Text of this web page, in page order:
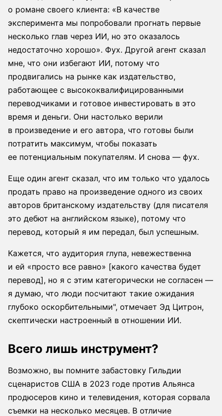
о романе своего клиента: «В качестве
эксперимента мы попробовали прогнать первые
несколько глав через ИИ, но это оказалось
недостаточно хорошо». Фух. Другой агент сказал
мне, что они избегают ИИ, потому что
продвигались на рынке как издательство,
работающее с высококвалифицированными
переводчиками и готовое инвестировать в это
время и деньги. Они настолько верили
в произведение и его автора, что готовы были
потратить максимум, чтобы показать
ее потенциальным покупателям. И снова — фух.
Еще один агент сказал, что им только что удалось
продать право на произведение одного из своих
авторов британскому издательству (для писателя
это дебют на английском языке), потому что
перевод, который я им передал, был успешным.
Кажется, что аудитория глупа, невежественна
и ей «просто все равно» [какого качества будет
перевод], но я с этим категорически не согласен —
я думаю, что люди посчитают такие ожидания
глубоко оскорбительными", отмечает Эд Цитрон,
скептически настроенный в отношении ИИ.
Всего лишь инструмент?
Возможно, вы помните забастовку Гильдии
сценаристов США в 2023 годе против Альянса
продюсеров кино и телевидения, которая сорвала
съемки на несколько месяцев. В отличие